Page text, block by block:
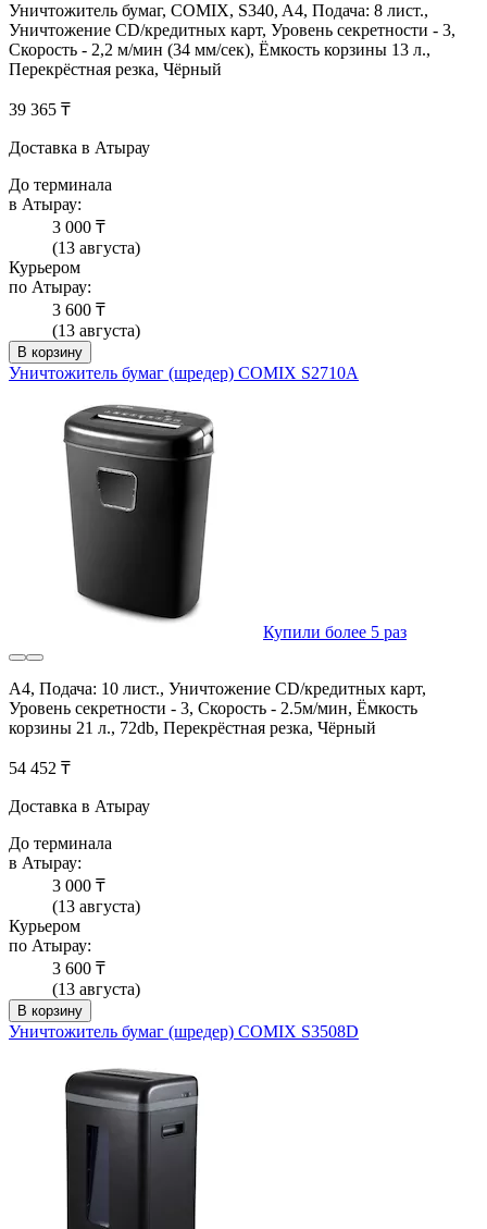
Уничтожитель бумаг, COMIX, S340, A4, Подача: 8 лист.,
Уничтожение CD/кредитных карт, Уровень секретности - 3,
Скорость - 2,2 м/мин (34 мм/сек), Ёмкость корзины 13 л.,
Перекрёстная резка, Чёрный
39 365 ₸
Доставка в Атырау
До терминала
в Атырау:
3 000 ₸
(13 августа)
Курьером
по Атырау:
3 600 ₸
(13 августа)
В корзину
Уничтожитель бумаг (шредер) COMIX S2710A
Купили более 5 раз
A4, Подача: 10 лист., Уничтожение CD/кредитных карт,
Уровень секретности - 3, Скорость - 2.5м/мин, Ёмкость
корзины 21 л., 72db, Перекрёстная резка, Чёрный
54 452 ₸
Доставка в Атырау
До терминала
в Атырау:
3 000 ₸
(13 августа)
Курьером
по Атырау:
3 600 ₸
(13 августа)
В корзину
Уничтожитель бумаг (шредер) COMIX S3508D